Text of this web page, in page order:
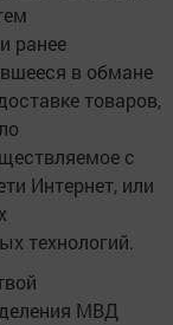
ранее
в обмане
товаров,
с
Интернет, или
технологий.
МВД